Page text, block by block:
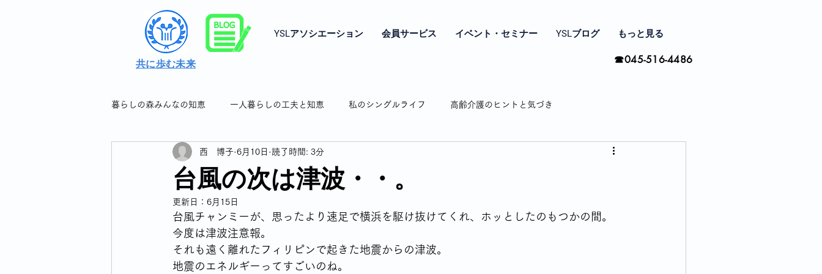
共に歩む未来
YSLアソシエーション 会員サービス イベント・セミナー YSLブログ もっと見る
☎045-516-4486
暮らしの森みんなの知恵 一人暮らしの工夫と知恵 私のシングルライフ 高齢介護のヒントと気づき
シングル女性の暮らしの知恵＆つぶやき シングル女性の年金とお金の話
シングル女性のフレイル対策
シングル女性の連休について 通販で困ったことありますよね 私の驚き・戸惑いドキッとした話
台風の次は津波・・。
西 博子 6月10日 読了時間: 3分
更新日： 6月15日
台風チャンミーが、思ったより速足で横浜を駆け抜けてくれ、ホッとしたのもつかの間。
今度は津波注意報。
それも遠く離れたフィリピンで起きた地震からの津波。
地震のエネルギーってすごいのね。